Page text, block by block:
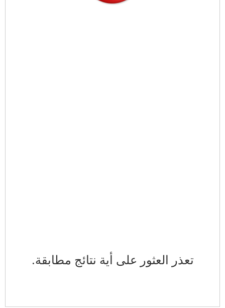
تعذر العثور على أية نتائج مطابقة.